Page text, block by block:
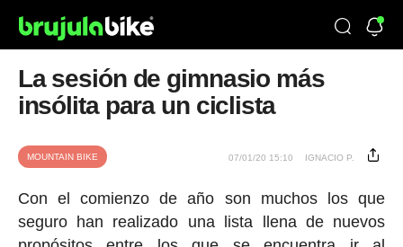
La sesión de gimnasio más
insólita para un ciclista
MOUNTAIN BIKE 07/01/20 15:10 IGNACIO P.
Con el comienzo de año son muchos los que
seguro han realizado una lista llena de nuevos